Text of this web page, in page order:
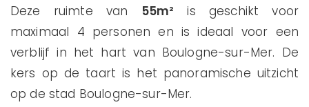
Deze ruimte van
55m² is geschikt voor
maximaal 4 personen en is ideaal voor een
verblijf in het hart van Boulogne-sur-Mer. De
kers op de taart is het panoramische uitzicht
op de stad Boulogne-sur-Mer.